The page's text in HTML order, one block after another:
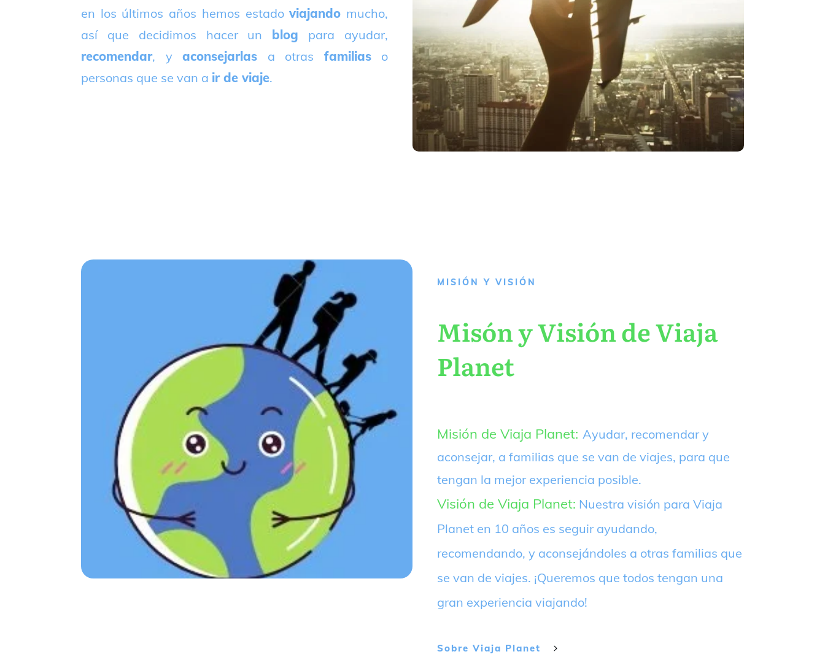
en los últimos años hemos estadoviajando mucho,
así que decidimos hacer un blog para ayudar,
recomendar, y aconsejarlas a otras familiaso
personas que se van a ir de viaje.
MISIÓN Y VISIÓN
Misón y Visión de Viaja
Planet
Misión de Viaja Planet: Ayudar, recomendar y
aconsejar, a familias que se van de viajes, para que
tengan la mejor experiencia posible.
Visión de Viaja Planet: Nuestra visión para Viaja
Planet en 10 años es seguir ayudando,
recomendando, y aconsejándoles a otras familias que
se van de viajes. ¡Queremos que todos tengan una
gran experiencia viajando!
Sobre Viaja Planet